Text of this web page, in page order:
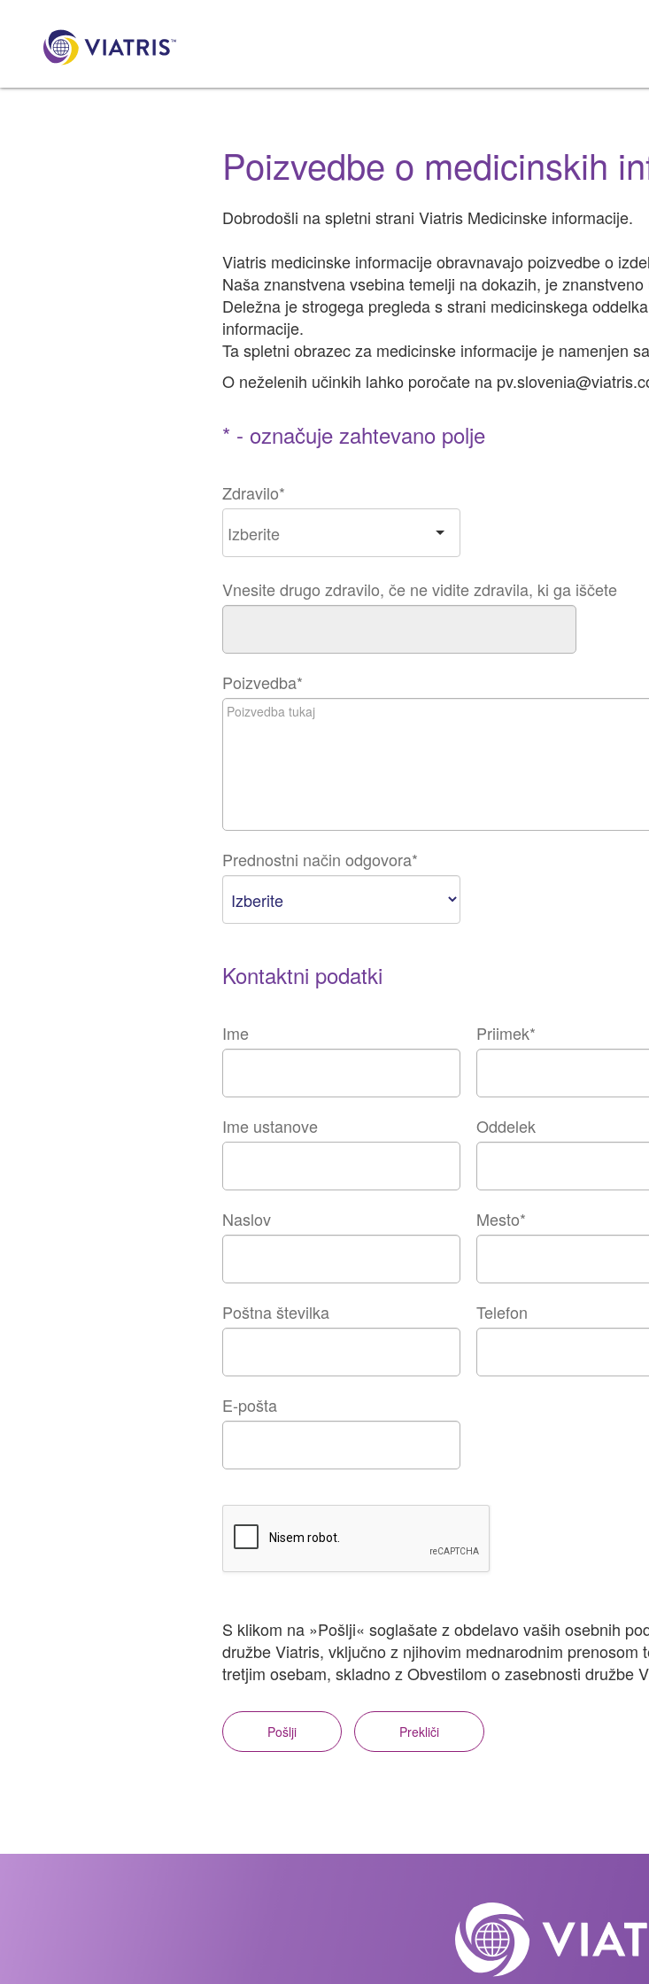
Poizvedbe o medicinskih
Dobrodošli na spletni strani Viatris Medicinske informacije.
Viatris medicinske informacije obravnavajo poizvedbe o
Naša znanstvena vsebina temelji na dokazih, je
Deležna je strogega pregleda s strani medicinskega
informacije.
Ta spletni obrazec za medicinske informacije je namenjen
O neželenih učinkih lahko poročate na
* - označuje zahtevano polje
Zdravilo*
Vnesite drugo zdravilo, če ne vidite zdravila, ki ga iščete
Poizvedba*
Prednostni način odgovora*
Kontaktni podatki
Ime Priimek*
Ime ustanove Oddelek
Naslov Mesto*
Poštna številka Telefon
E-pošta
S klikom na »Pošlji« soglašate z obdelavo vaših osebnih
družbe Viatris, vključno z njihovim mednarodnim prenosom
tretjim osebam, skladno z Obvestilom o zasebnosti družbe
Pošlji Prekliči